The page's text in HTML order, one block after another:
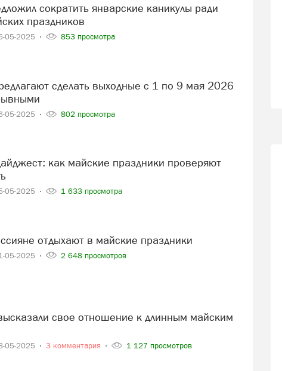
праздников
05-2025 853 просмотра
05-2025 802 просмотра
05-2025 1 633 просмотра
отдыхают в майские праздники
05-2025 2 648 просмотров
05-2025 3 комментария 1 127 просмотров